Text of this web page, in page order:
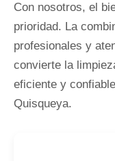
Con nosotros, el
prioridad. La
profesionales y
convierte la
eficiente y
Quisqueya.